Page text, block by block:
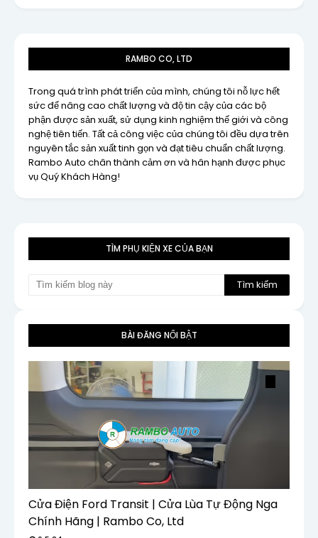
RAMBO CO, LTD
Trong quá trình phát triển của mình, chúng tôi nỗ lực hết
sức để nâng cao chất lượng và độ tin cậy của các bộ
phận được sản xuất, sử dụng kinh nghiệm thế giới và công
nghệ tiên tiến. Tất cả công việc của chúng tôi đều dựa trên
nguyên tắc sản xuất tinh gọn và đạt tiêu chuẩn chất lượng.
Rambo Auto chân thành cảm ơn và hân hạnh được phục
vụ Quý Khách Hàng!
TÌM PHỤ KIỆN XE CỦA BẠN
BÀI ĐĂNG NỔI BẬT
Cửa Điện Ford Transit | Cửa Lùa Tự Động Nga
Chính Hãng | Rambo Co, Ltd